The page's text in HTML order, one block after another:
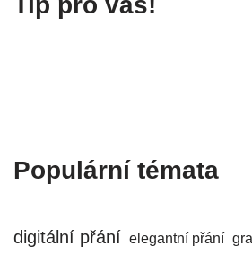
Populární témata
digitální přání elegantní přání